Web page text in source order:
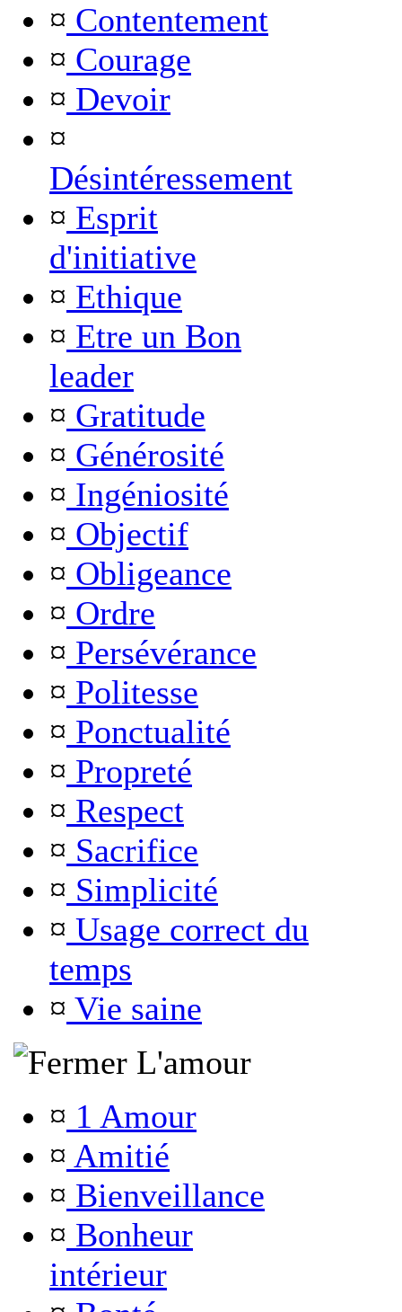
¤ Contentement
¤ Courage
¤ Devoir
¤
Désintéressement
¤ Esprit
d'initiative
¤ Ethique
¤ Etre un Bon
leader
¤ Gratitude
¤ Générosité
¤ Ingéniosité
¤ Objectif
¤ Obligeance
¤ Ordre
¤ Persévérance
¤ Politesse
¤ Ponctualité
¤ Propreté
¤ Respect
¤ Sacrifice
¤ Simplicité
¤ Usage correct du
temps
¤ Vie saine
L'amour
¤ 1 Amour
¤ Amitié
¤ Bienveillance
¤ Bonheur
intérieur